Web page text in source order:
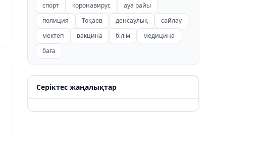
спорт
коронавирус
ауа райы
полиция
Тоқаев денсаулық
сайлау
мектеп
вакцина білім
медицина
баға
Серіктес жаңалықтар